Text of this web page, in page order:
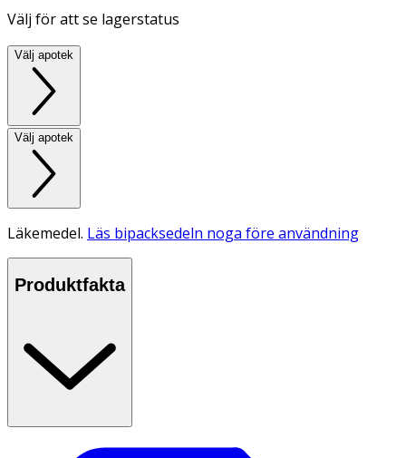
Välj för att se lagerstatus
Välj apotek
Välj apotek
Läkemedel. Läs bipacksedeln noga före användning
Produktfakta